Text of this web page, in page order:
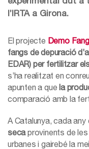
l’IRTA a Girona.
El projecte Demo
fangs de depuració
EDAR) per fertilitzar
s’ha realitzat en
apunten a que la
comparació amb la
A Catalunya, cada any
secaprovinents de les
urbanes i gairebé la